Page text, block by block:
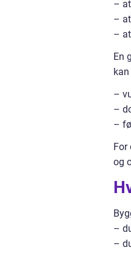
–
–
–
En
–
–
–
og
–
–